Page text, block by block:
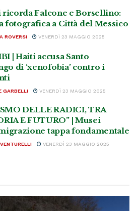
ricorda Falcone e Borsellino:
fotografica a Città del Messico
ROVERSI VENERDÌ 23 MAGGIO 2025
| Haiti accusa Santo
di ‘xenofobia’ contro i
GARBELLI VENERDÌ 23 MAGGIO 2025
DELLE RADICI, TRA
E FUTURO” | Musei
tappa fondamentale
VENERDÌ 23 MAGGIO 2025